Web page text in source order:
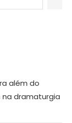
além do
na dramaturgia